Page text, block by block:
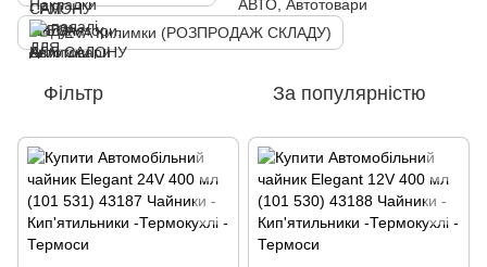
EVA Килимки (РОЗПРОДАЖ СКЛАДУ)
Фільтр За популярністю